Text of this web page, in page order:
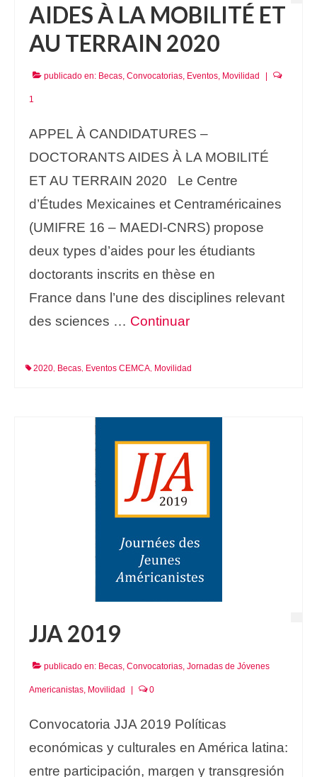
AIDES À LA MOBILITÉ ET
AU TERRAIN 2020
publicado en: Becas, Convocatorias, Eventos, Movilidad
1
APPEL À CANDIDATURES –
DOCTORANTS AIDES À LA MOBILITÉ
ET AU TERRAIN 2020 Le Centre
d’Études Mexicaines et Centraméricaines
(UMIFRE 16 – MAEDI-CNRS) propose
deux types d’aides pour les étudiants
doctorants inscrits en thèse en
France dans l’une des disciplines relevant
des sciences … Continuar
2020, Becas, Eventos CEMCA, Movilidad
JJA 2019
publicado en: Becas, Convocatorias, Jornadas de Jóvenes
Americanistas, Movilidad 0
Convocatoria JJA 2019 Políticas
económicas y culturales en América latina:
entre participación, margen y transgresión